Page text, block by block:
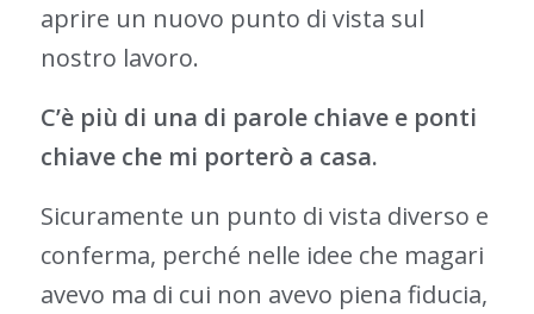
aprire un nuovo punto di vista sul
nostro lavoro.
C’è più di una di parole chiave e ponti
chiave che mi porterò a casa.
Sicuramente un punto di vista diverso e
conferma, perché nelle idee che magari
avevo ma di cui non avevo piena fiducia,